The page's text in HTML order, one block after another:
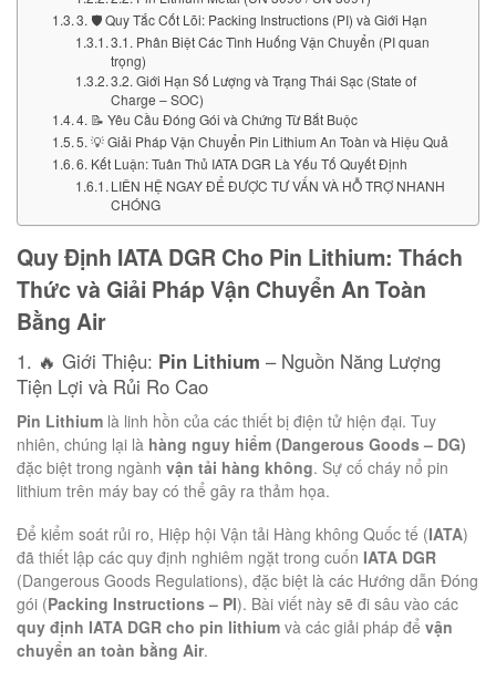
3. 🛡️ Quy Tắc Cốt Lõi: Packing Instructions (PI) và Giới Hạn
3.1. Phân Biệt Các Tình Huống Vận Chuyển (PI quan
trọng)
3.2. Giới Hạn Số Lượng và Trạng Thái Sạc (State of
Charge – SOC)
4. 📝 Yêu Cầu Đóng Gói và Chứng Từ Bắt Buộc
5. 💡 Giải Pháp Vận Chuyển Pin Lithium An Toàn và Hiệu Quả
6. Kết Luận: Tuân Thủ IATA DGR Là Yếu Tố Quyết Định
LIÊN HỆ NGAY ĐỂ ĐƯỢC TƯ VẤN VÀ HỖ TRỢ NHANH
CHÓNG
Quy Định IATA DGR Cho Pin Lithium: Thách
Thức và Giải Pháp Vận Chuyển An Toàn
Bằng Air
1. 🔥 Giới Thiệu: Pin Lithium – Nguồn Năng Lượng
Tiện Lợi và Rủi Ro Cao
Pin Lithium là linh hồn của các thiết bị điện tử hiện đại. Tuy
nhiên, chúng lại là hàng nguy hiểm (Dangerous Goods – DG)
đặc biệt trong ngành vận tải hàng không. Sự cố cháy nổ pin
lithium trên máy bay có thể gây ra thảm họa.
Để kiểm soát rủi ro, Hiệp hội Vận tải Hàng không Quốc tế (IATA)
đã thiết lập các quy định nghiêm ngặt trong cuốn IATA DGR
(Dangerous Goods Regulations), đặc biệt là các Hướng dẫn Đóng
gói (Packing Instructions – PI). Bài viết này sẽ đi sâu vào các
quy định IATA DGR cho pin lithium và các giải pháp để vận
chuyển an toàn bằng Air.